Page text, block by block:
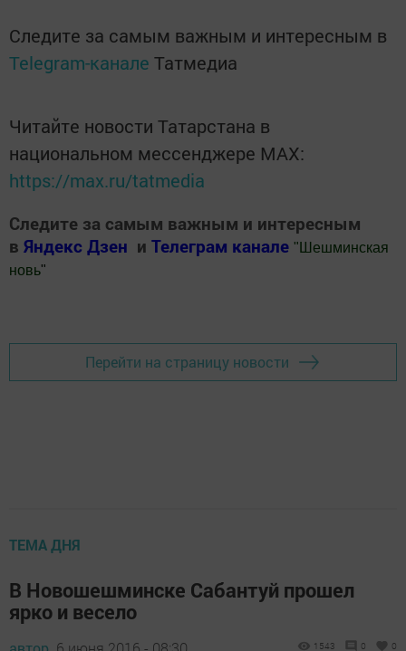
Следите за самым важным и интересным в
Telegram-канале Татмедиа
Читайте новости Татарстана в
национальном мессенджере MАХ:
https://max.ru/tatmedia
Следите за самым важным и интересным
в Яндекс Дзен и Телеграм канале " Шешминская
новь"
Перейти на страницу новости
ТЕМА ДНЯ
В Новошешминске Сабантуй прошел
ярко и весело
1543 0 0